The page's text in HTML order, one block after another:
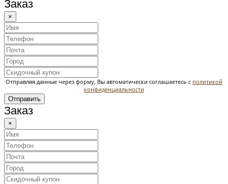
Заказ
×
Отправляя данные через форму, Вы автоматически соглашаетесь с политикой
конфиденциальности
Отправить
Заказ
×